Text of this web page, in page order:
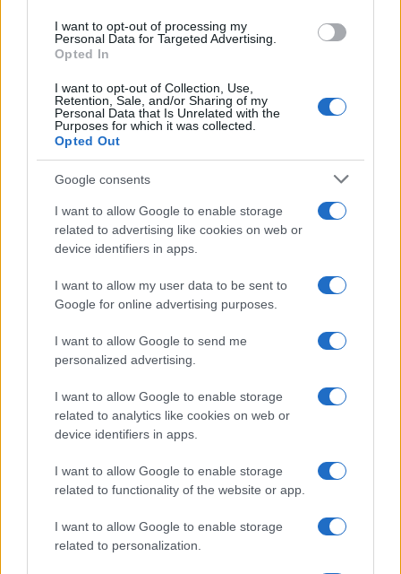
I want to opt-out of processing my
Personal Data for Targeted Advertising.
Opted In
I want to opt-out of Collection, Use,
Retention, Sale, and/or Sharing of my
Personal Data that Is Unrelated with the
Purposes for which it was collected.
Opted Out
Google consents
I want to allow Google to enable storage
related to advertising like cookies on web or
device identifiers in apps.
I want to allow my user data to be sent to
Google for online advertising purposes.
I want to allow Google to send me
personalized advertising.
I want to allow Google to enable storage
related to analytics like cookies on web or
device identifiers in apps.
I want to allow Google to enable storage
related to functionality of the website or app.
I want to allow Google to enable storage
related to personalization.
Continua a leggere